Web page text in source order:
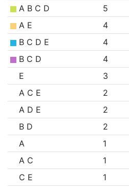
A B C D
5
A E
4
B C D E
4
B C D
4
E
3
A C E
2
A D E
2
B D
2
A
1
A C
1
C E
1